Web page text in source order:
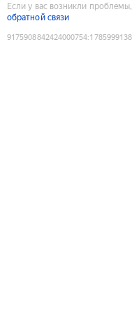
Если у вас возникли
обратной связи
9175908842424000754:1785999138